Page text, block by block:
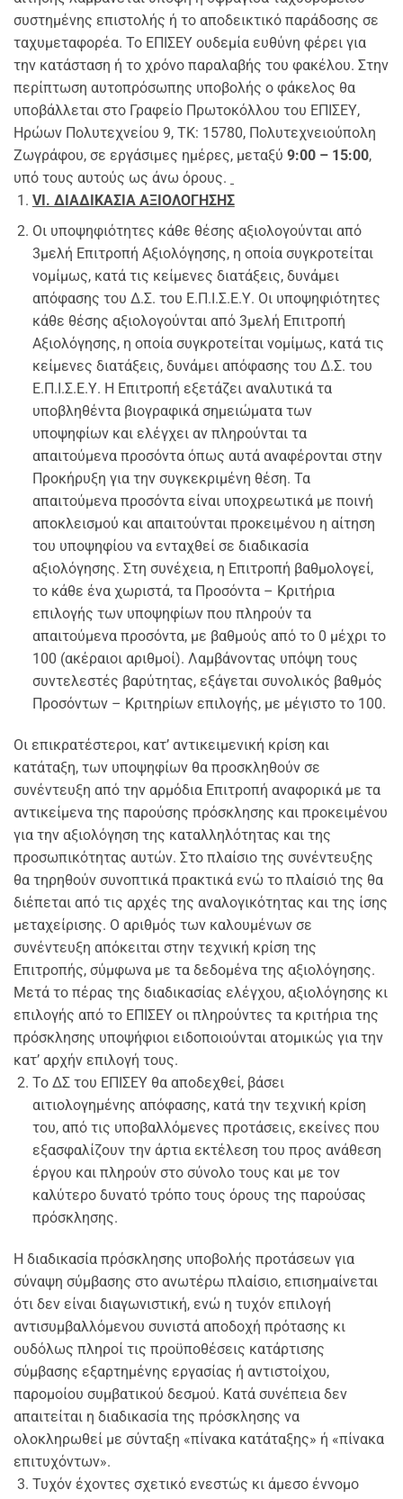
συστημένης επιστολής ή το αποδεικτικό παράδοσης σε
ταχυμεταφορέα. Το ΕΠΙΣΕΥ ουδεμία ευθύνη φέρει για
την κατάσταση ή το χρόνο παραλαβής του φακέλου. Στην
περίπτωση αυτοπρόσωπης υποβολής ο φάκελος θα
υποβάλλεται στο Γραφείο Πρωτοκόλλου του ΕΠΙΣΕΥ,
Ηρώων Πολυτεχνείου 9, ΤΚ: 15780, Πολυτεχνειούπολη
Ζωγράφου, σε εργάσιμες ημέρες, μεταξύ 9:00 – 15:00,
υπό τους αυτούς ως άνω όρους.
VI. ΔΙΑΔΙΚΑΣΙΑ ΑΞΙΟΛΟΓΗΣΗΣ
Οι υποψηφιότητες κάθε θέσης αξιολογούνται από
3μελή Επιτροπή Αξιολόγησης, η οποία συγκροτείται
νομίμως, κατά τις κείμενες διατάξεις, δυνάμει
απόφασης του Δ.Σ. του Ε.Π.Ι.Σ.Ε.Υ. Οι υποψηφιότητες
κάθε θέσης αξιολογούνται από 3μελή Επιτροπή
Αξιολόγησης, η οποία συγκροτείται νομίμως, κατά τις
κείμενες διατάξεις, δυνάμει απόφασης του Δ.Σ. του
Ε.Π.Ι.Σ.Ε.Υ. H Επιτροπή εξετάζει αναλυτικά τα
υποβληθέντα βιογραφικά σημειώματα των
υποψηφίων και ελέγχει αν πληρούνται τα
απαιτούμενα προσόντα όπως αυτά αναφέρονται στην
Προκήρυξη για την συγκεκριμένη θέση. Τα
απαιτούμενα προσόντα είναι υποχρεωτικά με ποινή
αποκλεισμού και απαιτούνται προκειμένου η αίτηση
του υποψηφίου να ενταχθεί σε διαδικασία
αξιολόγησης. Στη συνέχεια, η Επιτροπή βαθμολογεί,
το κάθε ένα χωριστά, τα Προσόντα – Κριτήρια
επιλογής των υποψηφίων που πληρούν τα
απαιτούμενα προσόντα, με βαθμούς από το 0 μέχρι το
100 (ακέραιοι αριθμοί). Λαμβάνοντας υπόψη τους
συντελεστές βαρύτητας, εξάγεται συνολικός βαθμός
Προσόντων – Κριτηρίων επιλογής, με μέγιστο το 100.
Οι επικρατέστεροι, κατ’ αντικειμενική κρίση και
κατάταξη, των υποψηφίων θα προσκληθούν σε
συνέντευξη από την αρμόδια Επιτροπή αναφορικά με τα
αντικείμενα της παρούσης πρόσκλησης και προκειμένου
για την αξιολόγηση της καταλληλότητας και της
προσωπικότητας αυτών. Στο πλαίσιο της συνέντευξης
θα τηρηθούν συνοπτικά πρακτικά ενώ το πλαίσιό της θα
διέπεται από τις αρχές της αναλογικότητας και της ίσης
μεταχείρισης. Ο αριθμός των καλουμένων σε
συνέντευξη απόκειται στην τεχνική κρίση της
Επιτροπής, σύμφωνα με τα δεδομένα της αξιολόγησης.
Μετά το πέρας της διαδικασίας ελέγχου, αξιολόγησης κι
επιλογής από το ΕΠΙΣΕΥ οι πληρούντες τα κριτήρια της
πρόσκλησης υποψήφιοι ειδοποιούνται ατομικώς για την
κατ’ αρχήν επιλογή τους.
Το ΔΣ του ΕΠΙΣΕΥ θα αποδεχθεί, βάσει
αιτιολογημένης απόφασης, κατά την τεχνική κρίση
του, από τις υποβαλλόμενες προτάσεις, εκείνες που
εξασφαλίζουν την άρτια εκτέλεση του προς ανάθεση
έργου και πληρούν στο σύνολο τους και με τον
καλύτερο δυνατό τρόπο τους όρους της παρούσας
πρόσκλησης.
Η διαδικασία πρόσκλησης υποβολής προτάσεων για
σύναψη σύμβασης στο ανωτέρω πλαίσιο, επισημαίνεται
ότι δεν είναι διαγωνιστική, ενώ η τυχόν επιλογή
αντισυμβαλλόμενου συνιστά αποδοχή πρότασης κι
ουδόλως πληροί τις προϋποθέσεις κατάρτισης
σύμβασης εξαρτημένης εργασίας ή αντιστοίχου,
παρομοίου συμβατικού δεσμού. Κατά συνέπεια δεν
απαιτείται η διαδικασία της πρόσκλησης να
ολοκληρωθεί με σύνταξη «πίνακα κατάταξης» ή «πίνακα
επιτυχόντων».
Τυχόν έχοντες σχετικό ενεστώς κι άμεσο έννομο